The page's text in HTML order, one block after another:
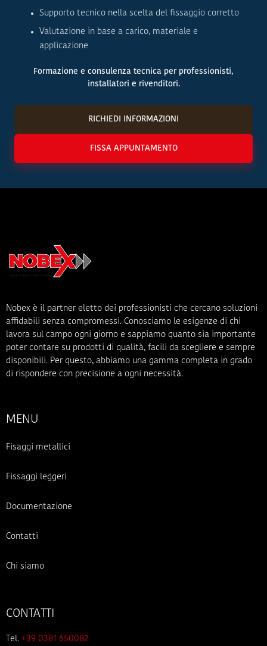
Supporto tecnico nella scelta del fissaggio corretto
Valutazione in base a carico, materiale e
applicazione
Formazione e consulenza tecnica per professionisti,
installatori e rivenditori.
RICHIEDI INFORMAZIONI
FISSA APPUNTAMENTO
Nobex è il partner eletto dei professionisti che cercano soluzioni
affidabili senza compromessi. Conosciamo le esigenze di chi
lavora sul campo ogni giorno e sappiamo quanto sia importante
poter contare su prodotti di qualità, facili da scegliere e sempre
disponibili. Per questo, abbiamo una gamma completa in grado
di rispondere con precisione a ogni necessità.
MENU
Fisaggi metallici
Fissaggi leggeri
Documentazione
Contatti
Chi siamo
CONTATTI
Tel. +39 0381 650082